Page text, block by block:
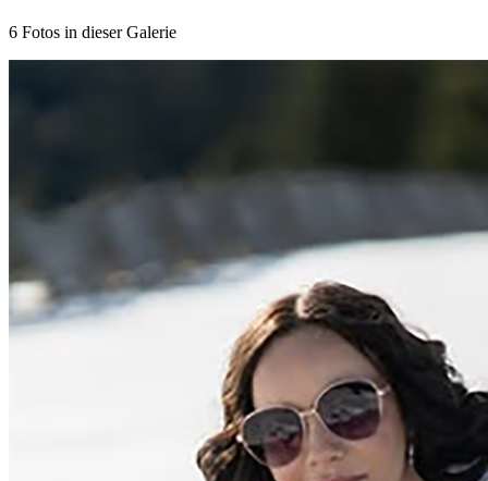
6 Fotos in dieser Galerie